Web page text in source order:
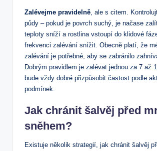
Zalévejme pravidelně , ale ⁣s citem.
půdy – ⁢pokud je povrch suchý, je načase
⁤teploty sníží‌ a rostlina ​vstoupí do klidové
frekvenci zalévání⁢ snížit. Obecně‍ platí, že
zalévání je potřebné, aby se ‌zabránilo
Dobrým pravidlem je zalévat jednou za 7 až
bude vždy dobré přizpůsobit častost podle
podmínek.
Jak chránit šalvěj před
sněhem?
Existuje ⁤několik strategií, ⁢jak chránit šalvěj